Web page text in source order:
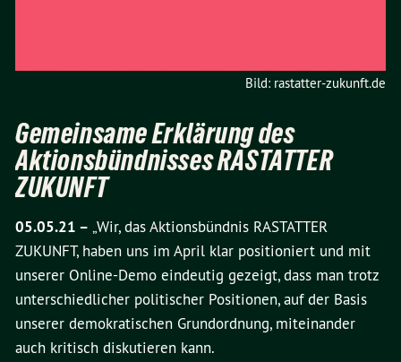
Bild: rastatter-zukunft.de
Gemeinsame Erklärung des
Aktionsbündnisses RASTATTER
ZUKUNFT
05.05.21 – „Wir, das Aktionsbündnis RASTATTER
ZUKUNFT, haben uns im April klar positioniert und mit
unserer Online-Demo eindeutig gezeigt, dass man trotz
unterschiedlicher politischer Positionen, auf der Basis
unserer demokratischen Grundordnung, miteinander
auch kritisch diskutieren kann.